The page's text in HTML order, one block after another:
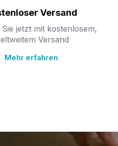
Versand
jetzt mit kostenlosem,
Versand
Mehr erfahren